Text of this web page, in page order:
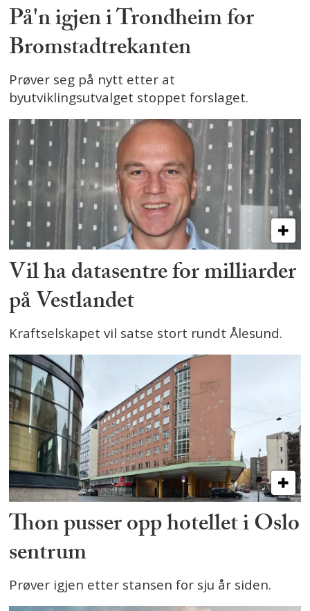
På'n igjen i Trondheim for
Bromstadtrekanten
Prøver seg på nytt etter at
byutviklingsutvalget stoppet forslaget.
Vil ha datasentre for milliarder
på Vestlandet
Kraftselskapet vil satse stort rundt Ålesund.
Thon pusser opp hotellet i Oslo
sentrum
Prøver igjen etter stansen for sju år siden.